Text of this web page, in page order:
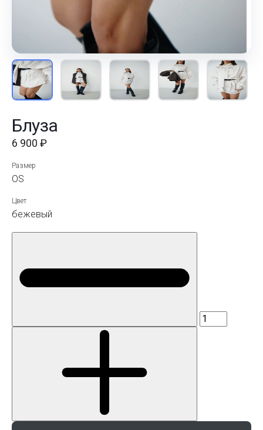
Блуза
6 900 ₽
Размер
OS
Цвет
бежевый